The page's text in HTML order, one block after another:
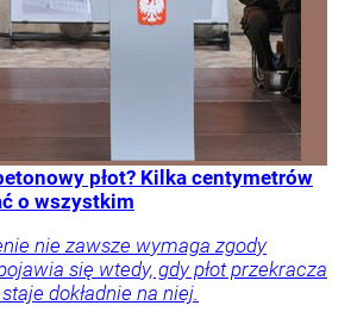
płot? Kilka centymetrów
o wszystkim
nie zawsze wymaga zgody
się wtedy, gdy płot przekracza
dokładnie na niej.